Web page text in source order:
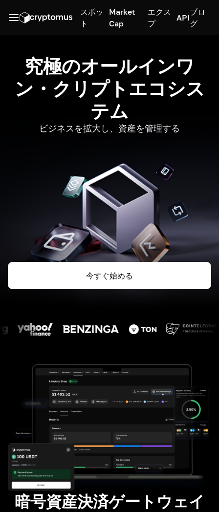
スポッ
ト
Market
Cap
エクス
プ
API
ブロ
グ
究極のオールインワ
ン・クリプトエコシス
テム
ビジネスを拡大し、資産を管理する
今すぐ始める
暗号資産決済ゲートウェイ